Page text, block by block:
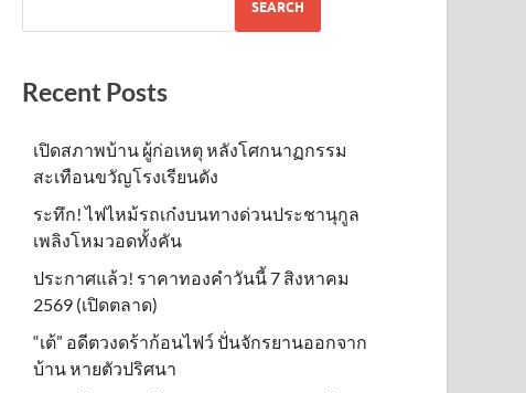
SEARCH
Recent Posts
เปิดสภาพบ้าน ผู้ก่อเหตุ หลังโศกนาฏกรรม
สะเทือนขวัญโรงเรียนดัง
ระทึก! ไฟไหม้รถเก๋งบนทางด่วนประชานุกูล
เพลิงโหมวอดทั้งคัน
ประกาศแล้ว! ราคาทองคำวันนี้ 7 สิงหาคม
2569 (เปิดตลาด)
“เต้” อดีตวงดร้าก้อนไฟว์ ปั่นจักรยานออกจาก
บ้าน หายตัวปริศนา